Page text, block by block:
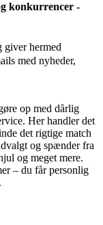
konkurrencer -
giver hermed
med nyheder,
op med dårlig
Her handler det
det rigtige match
og spænder fra
og meget mere.
– du får personlig